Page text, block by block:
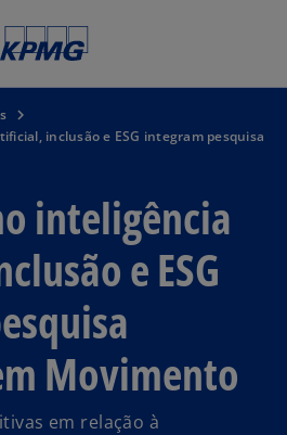
inclusão e ESG integram pesquisa
inteligência
e ESG
Movimento
em relação à